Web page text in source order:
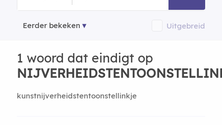
Eerder bekeken Uitgebreid
1 woord dat eindigt op
kunstnijverheidstentoonstellinkje